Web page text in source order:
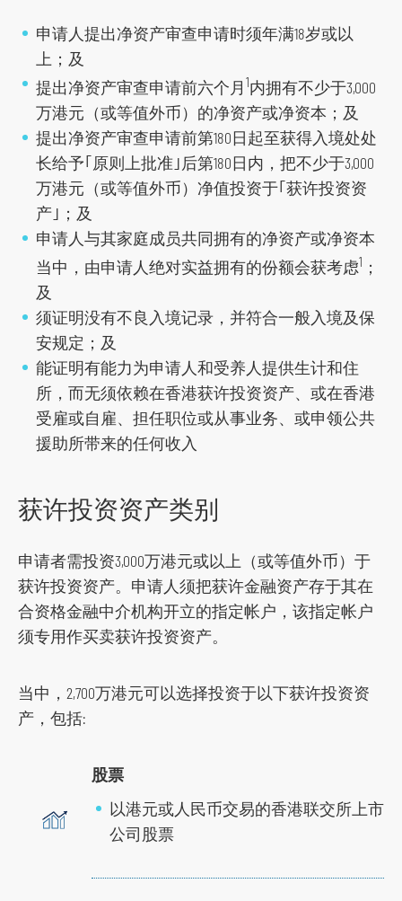
申请人提出净资产审查申请时须年满18岁或以
上；及
提出净资产审查申请前六个月 1内拥有不少于3,000
万港元（或等值外币）的净资产或净资本；及
提出净资产审查申请前第180日起至获得入境处处
长给予｢原则上批准｣后第180日内，把不少于3,000
万港元（或等值外币）净值投资于｢获许投资资
产｣；及
申请人与其家庭成员共同拥有的净资产或净资本
当中，由申请人绝对实益拥有的份额会获考虑1 ；
及
须证明没有不良入境记录，并符合一般入境及保
安规定；及
能证明有能力为申请人和受养人提供生计和住
所，而无须依赖在香港获许投资资产、或在香港
受雇或自雇、担任职位或从事业务、或申领公共
援助所带来的任何收入
获许投资资产类别
申请者需投资3,000万港元或以上（或等值外币）于
获许投资资产。申请人须把获许金融资产存于其在
合资格金融中介机构开立的指定帐户，该指定帐户
须专用作买卖获许投资资产。
当中，2,700万港元可以选择投资于以下获许投资资
产，包括:
股票
以港元或人民币交易的香港联交所上市
公司股票